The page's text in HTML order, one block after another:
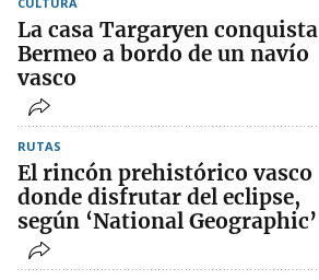
La casa Targaryen conquista
Bermeo a bordo de un navío
vasco
RUTAS
El rincón prehistórico vasco
donde disfrutar del eclipse,
según ‘National Geographic’